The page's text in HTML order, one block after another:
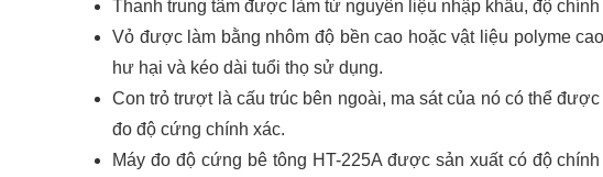
Thanh trung tâm được làm từ nguyên liệu nhập khẩu, độ
Vỏ được làm bằng nhôm độ bền cao hoặc vật liệu polyme
hư hại và kéo dài tuổi thọ sử dụng.
Con trỏ trượt là cấu trúc bên ngoài, ma sát của nó có thể
đo độ cứng chính xác.
Máy đo độ cứng bê tông HT-225A được sản xuất có độ